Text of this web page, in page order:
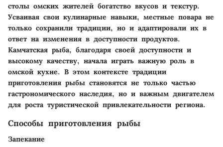
столы омских жителей богатство вкусов и текстур.
Усваивая свои кулинарные навыки, местные повара не
только сохранили традиции, но и адаптировали их в
ответ на изменения в доступности продуктов.
Камчатская рыба, благодаря своей доступности и
высокому качеству, начала играть важную роль в
омской кухне. В этом контексте традиции
приготовления рыбы становятся не только частью
гастрономического наследия, но и важным двигателем
для роста туристической привлекательности региона.
Способы приготовления рыбы
Запекание